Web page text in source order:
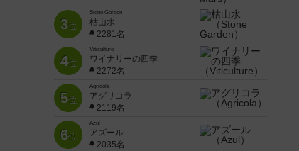
3位
Stone Garden
枯山水
2281名
4位
Viticulture
ワイナリーの四季
2272名
5位
Agricola
アグリコラ
2119名
6位
Azul
アズール
2035名